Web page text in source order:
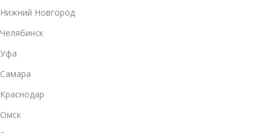
Нижний Новгород
Челябинск
Уфа
Самара
Краснодар
Омск